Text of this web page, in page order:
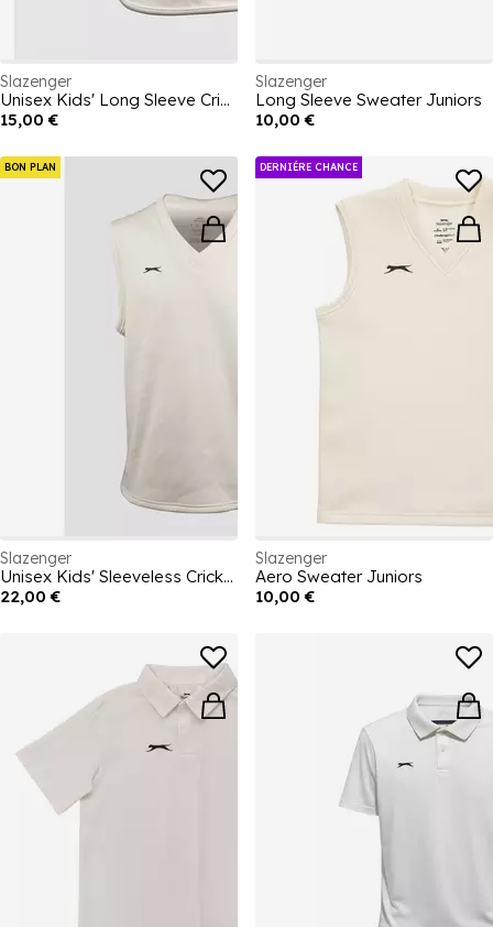
Slazenger
Unisex Kids' Long Sleeve Cricket Jumper
15,00 €
Slazenger
Long Sleeve Sweater Juniors
10,00 €
BON PLAN
Slazenger
Unisex Kids' Sleeveless Cricket Jumper
22,00 €
DERNIÉRE CHANCE
Slazenger
Aero Sweater Juniors
10,00 €